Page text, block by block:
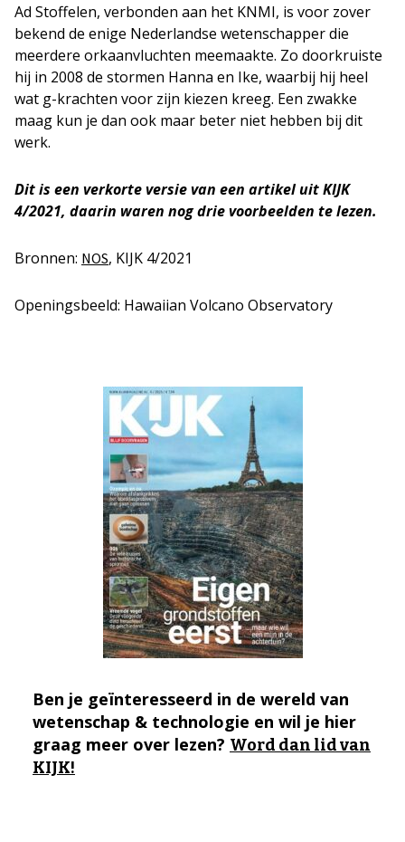
Ad Stoffelen, verbonden aan het KNMI, is voor zover
bekend de enige Nederlandse wetenschapper die
meerdere orkaanvluchten meemaakte. Zo doorkruiste
hij in 2008 de stormen Hanna en Ike, waarbij hij heel
wat g-krachten voor zijn kiezen kreeg. Een zwakke
maag kun je dan ook maar beter niet hebben bij dit
werk.
Dit is een verkorte versie van een artikel uit KIJK
4/2021, daarin waren nog drie voorbeelden te lezen.
Bronnen: NOS, KIJK 4/2021
Openingsbeeld: Hawaiian Volcano Observatory
Ben je geïnteresseerd in de wereld van
wetenschap & technologie en wil je hier
graag meer over lezen? Word dan lid van
KIJK!